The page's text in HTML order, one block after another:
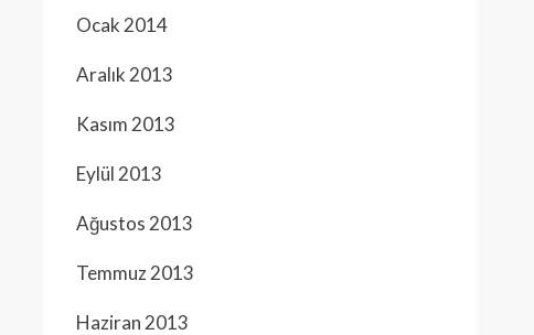
Ocak 2014
Aralık 2013
Kasım 2013
Eylül 2013
Ağustos 2013
Temmuz 2013
Haziran 2013